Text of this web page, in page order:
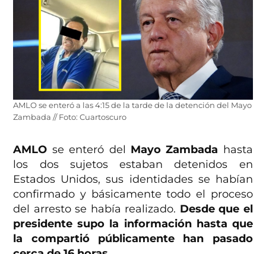
AMLO se enteró a las 4:15 de la tarde de la detención del Mayo
Zambada // Foto: Cuartoscuro
AMLO se enteró del Mayo Zambada hasta
los dos sujetos estaban detenidos en
Estados Unidos, sus identidades se habían
confirmado y básicamente todo el proceso
del arresto se había realizado. Desde que el
presidente supo la información hasta que
la compartió públicamente han pasado